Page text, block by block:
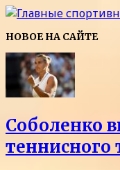
НОВОЕ НА САЙТЕ
Соболенко
теннисного